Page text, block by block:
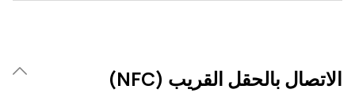
الاتصال بالحقل القريب (NFC)